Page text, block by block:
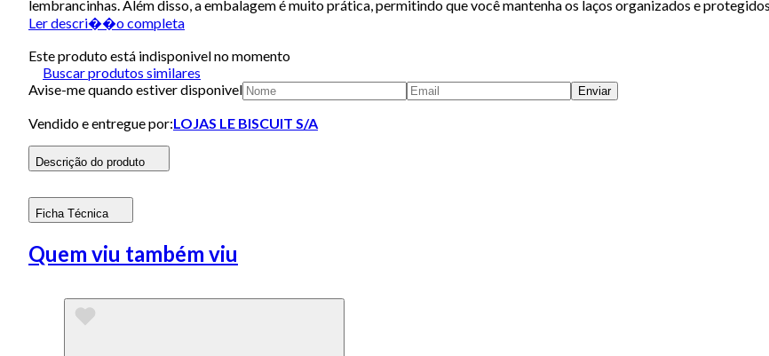
lembrancinhas. Além disso, a embalagem é muito prática, permitindo que você mantenha os laços organizados e
Ler descri��o completa
Este produto está indisponivel no momento
Buscar produtos similares
Avise-me quando estiver disponivel
Enviar
Vendido e entregue por:LOJAS LE BISCUIT S/A
Descrição do produto
Ficha Técnica
Quem viu também viu